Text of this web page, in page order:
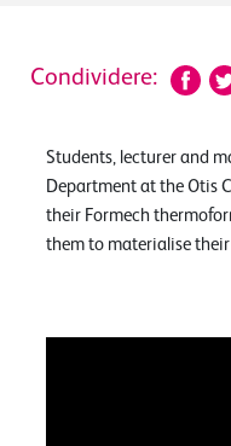
Condividere:
Students, lecturer and
Department at the Otis
their Formech
them to materialise